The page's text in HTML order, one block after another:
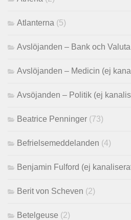
Atlanterna (5)
Avslöjanden – Bank och
Avslöjanden – Medicin (ej
Avsöjanden – Politik (ej
Beatrice Penninger (73)
Befrielsemeddelanden (4)
Benjamin Fulford (ej
Berit von Scheven (2)
Betelgeuse (2)